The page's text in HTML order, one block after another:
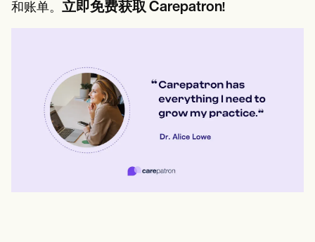
和账单。 立即免费获取 Carepatron!